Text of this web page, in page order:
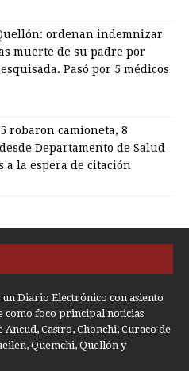
ordenan indemnizar
muerte de su padre por
Pasó por 5 médicos
robaron camioneta, 8
Departamento de Salud
la espera de citación
Diario Electrónico con asiento
como foco principal noticias
Castro, Chonchi, Curaco de
Quemchi, Quellón y